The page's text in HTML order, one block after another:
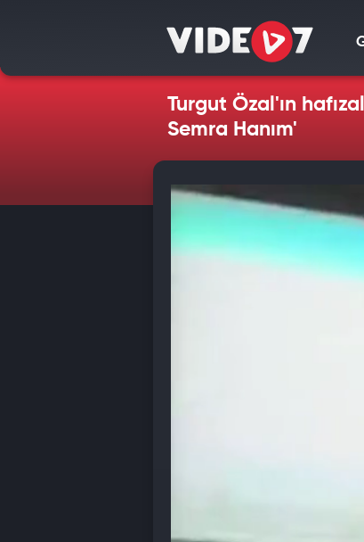
Turgut Özal'ın
Semra Hanım'